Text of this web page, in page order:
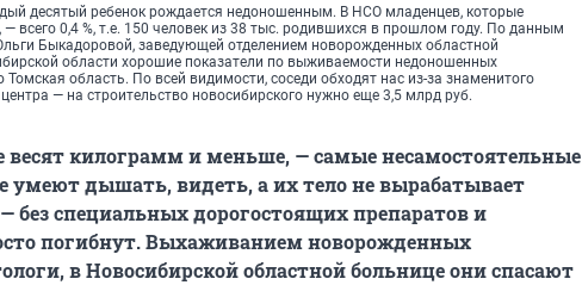
десятый ребенок рождается недоношенным. В НСО младенцев, которые
— всего 0,4 %, т.е. 150 человек из 38 тыс. родившихся в прошлом году. По данным
Быкадоровой, заведующей отделением новорожденных областной
области хорошие показатели по выживаемости недоношенных
область. По всей видимости, соседи обходят нас из-за знаменитого
— на строительство новосибирского нужно еще 3,5 млрд руб.
килограмм и меньше, — самые несамостоятельные
умеют дышать, видеть, а их тело не вырабатывает
без специальных дорогостоящих препаратов и
погибнут. Выхаживанием новорожденных
в Новосибирской областной больнице они спасают